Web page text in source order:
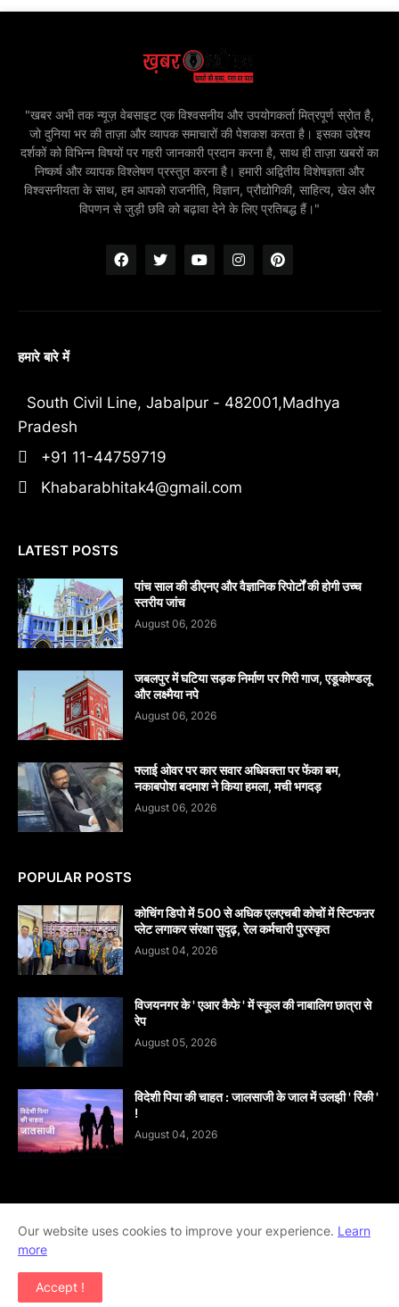
"खबर अभी तक न्यूज़ वेबसाइट एक विश्वसनीय और उपयोगकर्ता मित्रपूर्ण स्रोत है,
जो दुनिया भर की ताज़ा और व्यापक समाचारों की पेशकश करता है। इसका उद्देश्य
दर्शकों को विभिन्न विषयों पर गहरी जानकारी प्रदान करना है, साथ ही ताज़ा खबरों का
निष्कर्ष और व्यापक विश्लेषण प्रस्तुत करना है। हमारी अद्वितीय विशेषज्ञता और
विश्वसनीयता के साथ, हम आपको राजनीति, विज्ञान, प्रौद्योगिकी, साहित्य, खेल और
विपणन से जुड़ी छवि को बढ़ावा देने के लिए प्रतिबद्ध हैं।"
हमारे बारे में
South Civil Line, Jabalpur - 482001,Madhya
Pradesh
+91 11-44759719
Khabarabhitak4@gmail.com
LATEST POSTS
पांच साल की डीएनए और वैज्ञानिक रिपोर्टों की होगी उच्च
स्तरीय जांच
August 06, 2026
जबलपुर में घटिया सड़क निर्माण पर गिरी गाज, एडूकोण्डलू
और लक्ष्मैया नपे
August 06, 2026
फ्लाई ओवर पर कार सवार अधिवक्ता पर फेंका बम,
नकाबपोश बदमाश ने किया हमला, मची भगदड़
August 06, 2026
POPULAR POSTS
कोचिंग डिपो में 500 से अधिक एलएचबी कोचों में स्टिफऩर
प्लेट लगाकर संरक्षा सुदृढ़, रेल कर्मचारी पुरस्कृत
August 04, 2026
विजयनगर के ' एआर कैफे ' में स्कूल की नाबालिग छात्रा से
रेप
August 05, 2026
विदेशी पिया की चाहत : जालसाजी के जाल में उलझी ' रिंकी '
!
August 04, 2026
Home About contact-us
Disclaimer
Our website uses cookies to improve your experience. Learn
more
Accept !